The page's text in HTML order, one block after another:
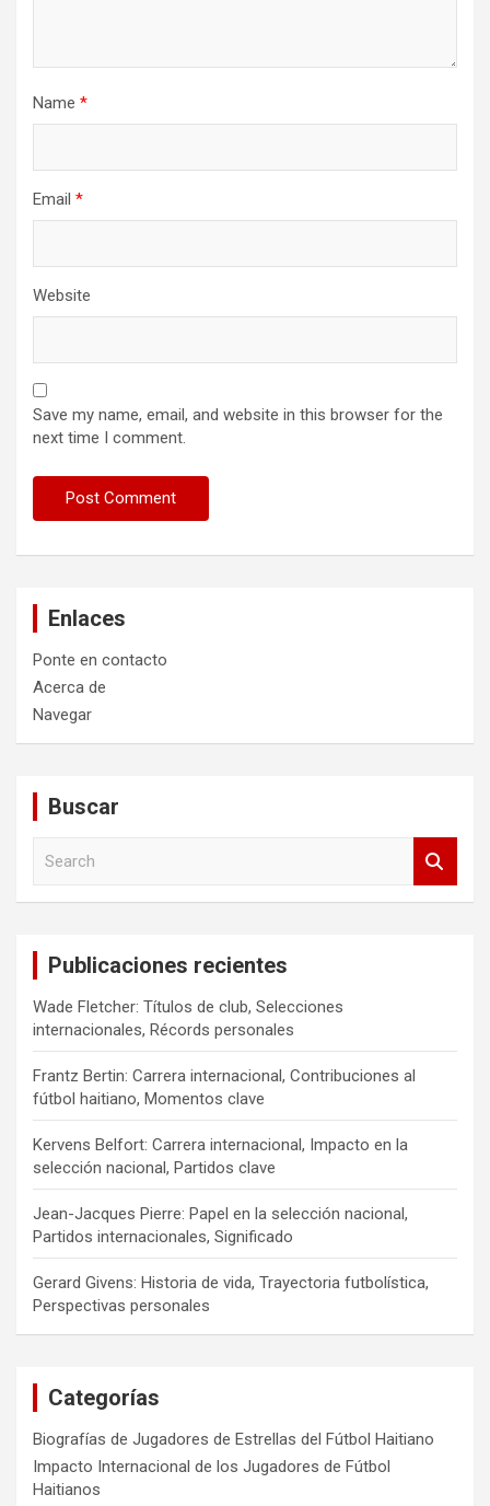
Name *
Email *
Website
Save my name, email, and website in this browser for the
next time I comment.
Enlaces
Ponte en contacto
Acerca de
Navegar
Buscar
Publicaciones recientes
Wade Fletcher: Títulos de club, Selecciones
internacionales, Récords personales
Frantz Bertin: Carrera internacional, Contribuciones al
fútbol haitiano, Momentos clave
Kervens Belfort: Carrera internacional, Impacto en la
selección nacional, Partidos clave
Jean-Jacques Pierre: Papel en la selección nacional,
Partidos internacionales, Significado
Gerard Givens: Historia de vida, Trayectoria futbolística,
Perspectivas personales
Categorías
Biografías de Jugadores de Estrellas del Fútbol Haitiano
Impacto Internacional de los Jugadores de Fútbol
Haitianos